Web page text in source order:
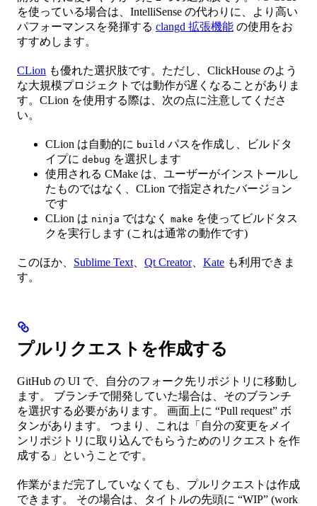
を使っている場合は、IntelliSense の代わりに、より高い
パフォーマンスを発揮する clangd 拡張機能 の使用をお
すすめします。
CLion も優れた選択肢です。ただし、ClickHouse のよう
な大規模プロジェクトでは動作が遅くなることがありま
す。CLion を使用する際は、次の点に注意してくださ
い。
CLion は自動的に build パスを作成し、ビルドタ
イプに debug を選択します
使用される CMake は、ユーザーがインストールし
たものではなく、CLion で指定されたバージョン
です
CLion は ninja ではなく make を使ってビルドタス
クを実行します (これは通常の動作です)
このほか、 Sublime Text Qt Creator、 Kate も利用できま
す。
プルリクエストを作成する
GitHub の UI で、自分のフォーク先リポジトリに移動し
ます。 ブランチで開発していた場合は、そのブランチ
を選択する必要があります。 画面上に “Pull request” ボ
タンがあります。 つまり、これは「自分の変更をメイ
ンリポジトリに取り込んでもらうためのリクエストを作
成する」ということです。
作業がまだ完了していなくても、プルリクエストは作成
できます。 その場合は、タイトルの先頭に “WIP” (work